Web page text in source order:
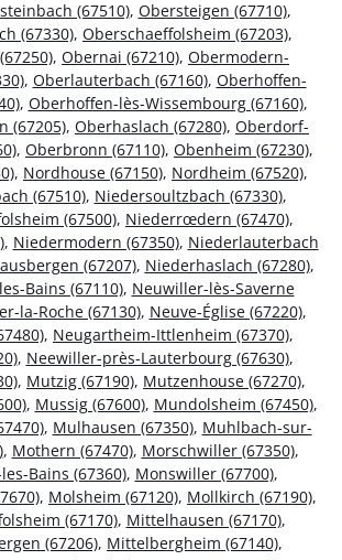
(67510), Obersteigen (67710),
(67330), Oberschaeffolsheim (67203),
, Obernai (67210), Obermodern-
, Oberlauterbach (67160), Oberhoffen-
, Oberhoffen-lès-Wissembourg (67160),
(67205), Oberhaslach (67280), Oberdorf-
, Oberbronn (67110), Obenheim (67230),
, Nordhouse (67150), Nordheim (67520),
(67510), Niedersoultzbach (67330),
(67500), Niederrœdern (67470),
, Niedermodern (67350), Niederlauterbach
(67207), Niederhaslach (67280),
Bains (67110), Neuwiller-lès-Saverne
la-Roche (67130), Neuve-Église (67220),
, Neugartheim-Ittlenheim (67370),
, Neewiller-près-Lauterbourg (67630),
, Mutzig (67190), Mutzenhouse (67270),
, Mussig (67600), Mundolsheim (67450),
, Mulhausen (67350), Muhlbach-sur-
, Mothern (67470), Morschwiller (67350),
Bains (67360), Monswiller (67700),
, Molsheim (67120), Mollkirch (67190),
(67170), Mittelhausen (67170),
(67206), Mittelbergheim (67140),